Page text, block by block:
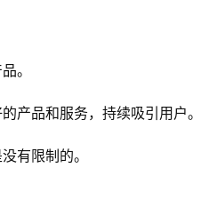
。
产品和服务，持续吸引用户。
有限制的。